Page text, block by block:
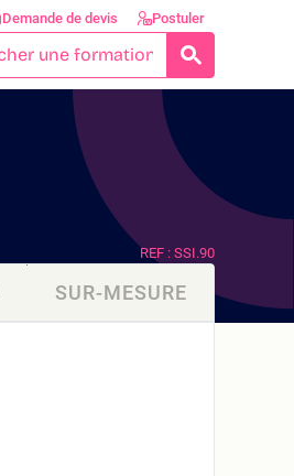
Demande de devis Postuler
REF : SSI.90
SUR-MESURE